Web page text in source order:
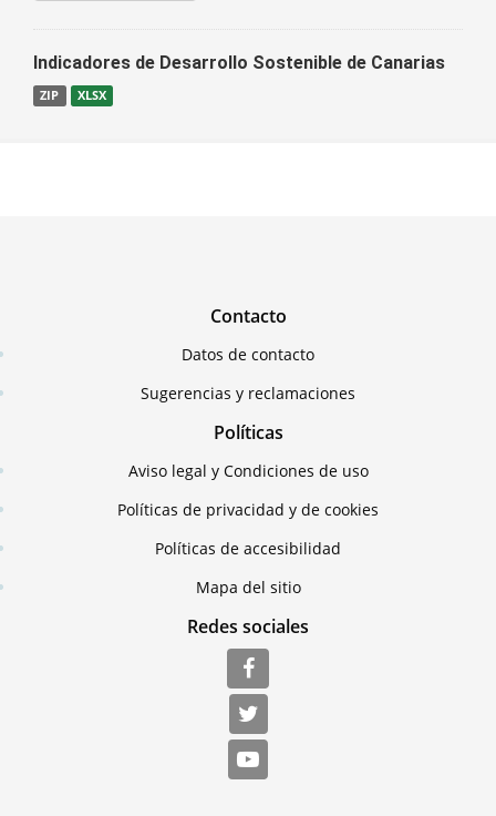
Indicadores de Desarrollo Sostenible de Canarias
ZIP XLSX
Contacto
Datos de contacto
Sugerencias y reclamaciones
Políticas
Aviso legal y Condiciones de uso
Políticas de privacidad y de cookies
Políticas de accesibilidad
Mapa del sitio
Redes sociales